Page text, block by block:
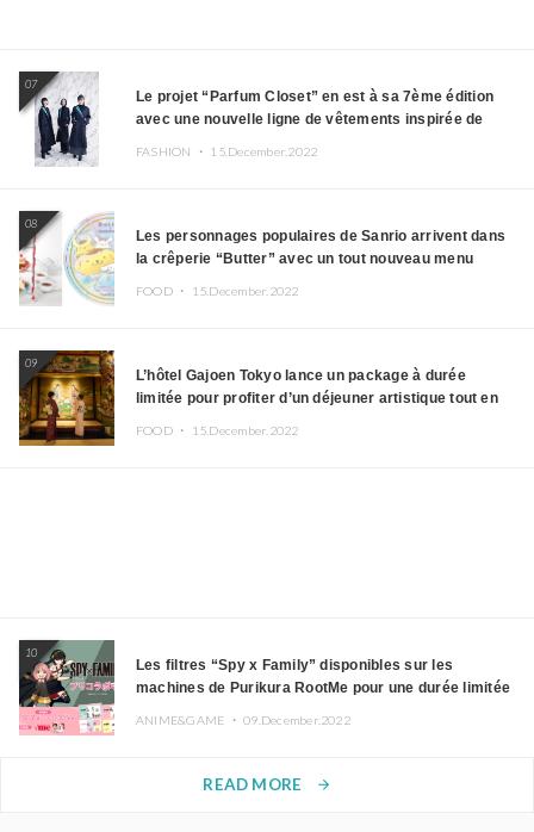
07
Le projet “Parfum Closet” en est à sa 7ème édition
avec une nouvelle ligne de vêtements inspirée de
FASHION ・ 15.December.2022
08
Les personnages populaires de Sanrio arrivent dans
la crêperie “Butter” avec un tout nouveau menu
FOOD ・ 15.December.2022
09
L’hôtel Gajoen Tokyo lance un package à durée
limitée pour profiter d’un déjeuner artistique tout en
FOOD ・ 15.December.2022
10
Les filtres “Spy x Family” disponibles sur les
machines de Purikura RootMe pour une durée limitée
ANIME&GAME ・09.December.2022
READ MORE arrow_forward